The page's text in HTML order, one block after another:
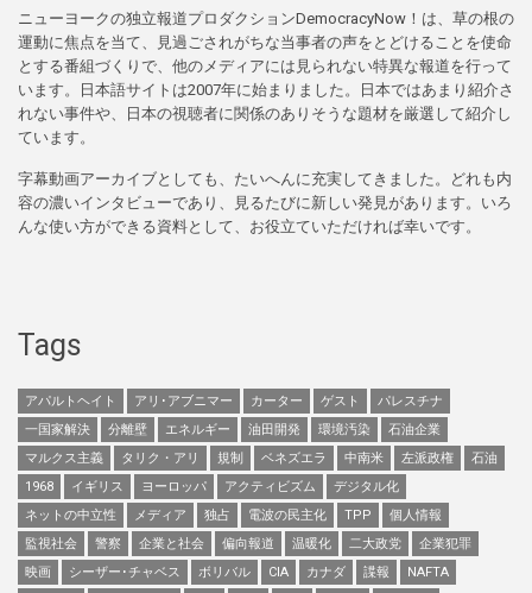
ニューヨークの独立報道プロダクションDemocracyNow！は、草の根の
運動に焦点を当て、見過ごされがちな当事者の声をとどけることを使命
とする番組づくりで、他のメディアには見られない特異な報道を行って
います。日本語サイトは2007年に始まりました。日本ではあまり紹介さ
れない事件や、日本の視聴者に関係のありそうな題材を厳選して紹介し
ています。
字幕動画アーカイブとしても、たいへんに充実してきました。どれも内
容の濃いインタビューであり、見るたびに新しい発見があります。いろ
んな使い方ができる資料として、お役立ていただければ幸いです。
Tags
アパルトヘイト アリ･アブニマー カーター ゲスト
パレスチナ
一国家解決
分離壁 エネルギー 油田開発 環境汚染
石油企業
マルクス主義
タリク・アリ 規制 ベネズエラ 中南米 左派政権
石油
1968
イギリス ヨーロッパ アクティビズム
デジタル化
ネットの中立性
メディア 独占 電波の民主化 TPP
個人情報
監視社会
警察 企業と社会 偏向報道 温暖化 二大政党
企業犯罪
映画
シーザー･チャベス ボリバル CIA カナダ 諜報 NAFTA